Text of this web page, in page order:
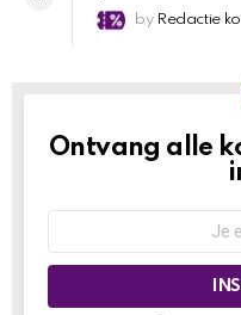
by Redactie
NEWSLETTER
Ontvang alle